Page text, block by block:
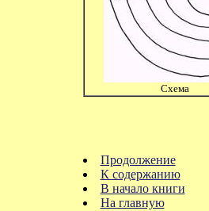
Схема
Продолжение
К содержанию
В начало книги
На главную